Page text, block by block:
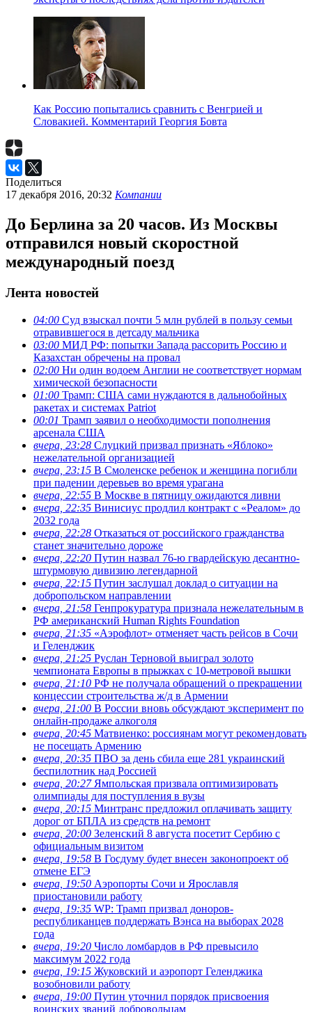
Как Россию попытались сравнить с Венгрией и
Словакией. Комментарий Георгия Бовта
Поделиться
17 декабря 2016, 20:32 Компании
До Берлина за 20 часов. Из Москвы
отправился новый скоростной
международный поезд
Лента новостей
04:00 Суд взыскал почти 5 млн рублей в пользу семьи
отравившегося в детсаду мальчика
03:00 МИД РФ: попытки Запада рассорить Россию и
Казахстан обречены на провал
02:00 Ни один водоем Англии не соответствует нормам
химической безопасности
01:00 Трамп: США сами нуждаются в дальнобойных
ракетах и системах Patriot
00:01 Трамп заявил о необходимости пополнения
арсенала США
вчера, 23:28 Слуцкий призвал признать «Яблоко»
нежелательной организацией
вчера, 23:15 В Смоленске ребенок и женщина погибли
при падении деревьев во время урагана
вчера, 22:55 В Москве в пятницу ожидаются ливни
вчера, 22:35 Винисиус продлил контракт с «Реалом» до
2032 года
вчера, 22:28 Отказаться от российского гражданства
станет значительно дороже
вчера, 22:20 Путин назвал 76-ю гвардейскую десантно-
штурмовую дивизию легендарной
вчера, 22:15 Путин заслушал доклад о ситуации на
добропольском направлении
вчера, 21:58 Генпрокуратура признала нежелательным в
РФ американский Human Rights Foundation
вчера, 21:35 «Аэрофлот» отменяет часть рейсов в Сочи
и Геленджик
вчера, 21:25 Руслан Терновой выиграл золото
чемпионата Европы в прыжках с 10-метровой вышки
вчера, 21:10 РФ не получала обращений о прекращении
концессии строительства ж/д в Армении
вчера, 21:00 В России вновь обсуждают эксперимент по
онлайн-продаже алкоголя
вчера, 20:45 Матвиенко: россиянам могут рекомендовать
не посещать Армению
вчера, 20:35 ПВО за день сбила еще 281 украинский
беспилотник над Россией
вчера, 20:27Ямпольская призвала оптимизировать
олимпиады для поступления в вузы
вчера, 20:15 Минтранс предложил оплачивать защиту
дорог от БПЛА из средств на ремонт
вчера, 20:00 Зеленский 8 августа посетит Сербию с
официальным визитом
вчера, 19:58 В Госдуму будет внесен законопроект об
отмене ЕГЭ
вчера, 19:50 Аэропорты Сочи и Ярославля
приостановили работу
вчера, 19:35 WP: Трамп призвал доноров-
республиканцев поддержать Вэнса на выборах 2028
года
вчера, 19:20 Число ломбардов в РФ превысило
максимум 2022 года
вчера, 19:15 Жуковский и аэропорт Геленджика
возобновили работу
вчера, 19:00 Путин уточнил порядок присвоения
воинских званий добровольцам